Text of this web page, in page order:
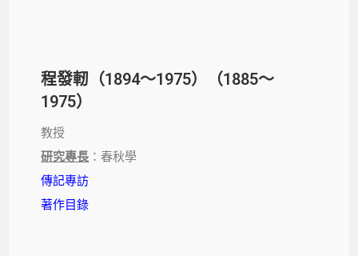
程發軔（1894～1975）（1885～
1975）
教授
研究專長 ：春秋學
傳記專訪
著作目錄